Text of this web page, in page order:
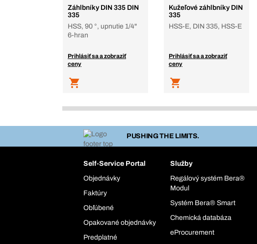
Záhlbníky DIN 335 DIN
335
HSS, 90 °, upnutie 1/4"
6-hran
Prihlásiť sa a zobraziť
ceny
Kužeľové záhlbníky DIN
335
HSS-E, DIN 335, HSS-E
Prihlásiť sa a zobraziť
ceny
PUSHING THE LIMITS.
Self-Service Portal
Objednávky
Faktúry
Obľúbené
Opakované objednávky
Predplatné
Služby
Regálový systém Bera®
Modul
Systém Bera® Smart
Chemická databáza
eProcurement